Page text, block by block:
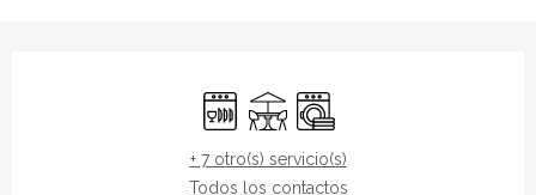
Lavavajillas
TerrazaLavadora
+ 7 otro(s) servicio(s)
Todos los contactos